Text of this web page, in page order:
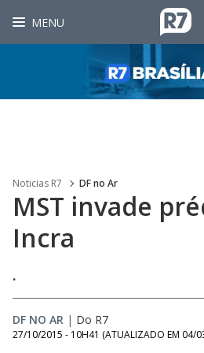
MENU
Noticias R7 DF no Ar
MST invade
Incra
.
DF NO AR | Do R7
27/10/2015 - 10H41 (ATUALIZADO EM 04/